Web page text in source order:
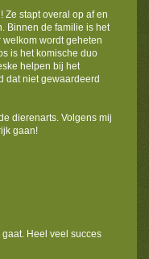
Ze stapt overal op af en
Binnen de familie is het
wordt geheten
is het komische duo
helpen bij het
dat niet gewaardeerd
dierenarts. Volgens mij
gaan!
Heel veel succes